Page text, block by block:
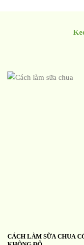
CÁCH LÀM SỮA CHUA